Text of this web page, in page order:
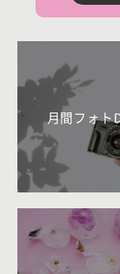
月間フォト